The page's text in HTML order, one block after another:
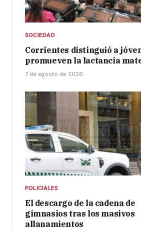
SOCIEDAD
Corrientes distinguió a
promueven la lactancia
7 de agosto de 2026
POLICIALES
El descargo de la cadena de
gimnasios tras los masivos
allanamientos